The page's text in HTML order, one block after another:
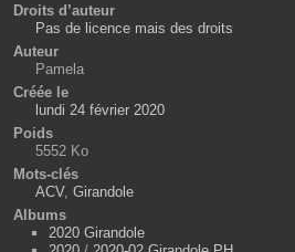
Droits d’auteur
Pas de licence mais des droits
Auteur
Pamela
Créée le
lundi 24 février 2020
Poids
5552 Ko
Mots-clés
ACV, Girandole
Albums
2020 Girandole